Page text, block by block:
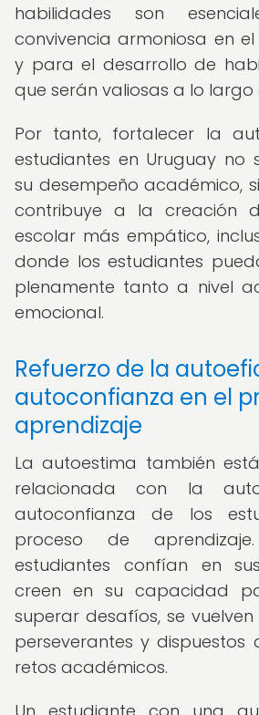
habilidades son
convivencia armoniosa en
y para el desarrollo de
que serán valiosas a lo largo
Por tanto, fortalecer la
estudiantes en Uruguay no
su desempeño académico,
contribuye a la creación
escolar más empático,
donde los estudiantes
plenamente tanto a nivel
emocional.
Refuerzo de la
autoconfianza en el
aprendizaje
La autoestima también
relacionada con la
autoconfianza de los
proceso de
estudiantes confían en
creen en su capacidad
superar desafíos, se
perseverantes y dispuestos
retos académicos.